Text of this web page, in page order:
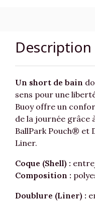
Un short de bain
sens pour une
Buoy offre un
de la journée grâce
BallPark Pouch® et
Liner.
Coque (Shell) :
Composition :
Doublure (Liner) :